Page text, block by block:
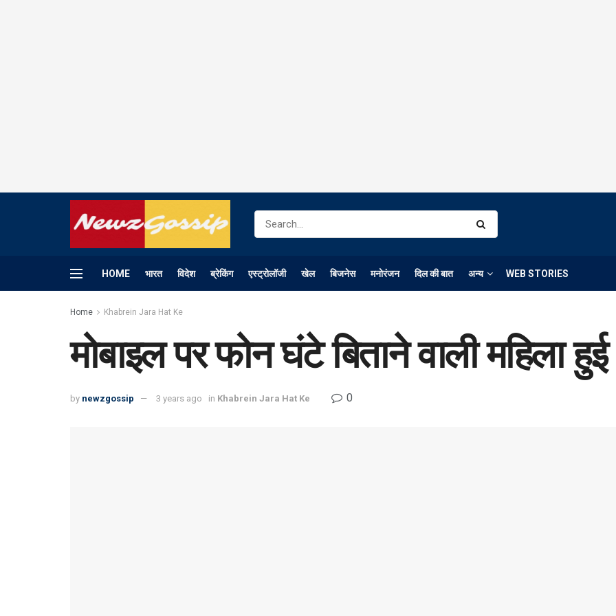
HOME भारत विदेश ब्रेकिंग एस्ट्रोलॉजी खेल बिजनेस मनोरंजन दिल की बात अन्य WEB STORIES
Home Khabrein Jara Hat Ke
मोबाइल पर फोन घंटे बिताने वाली महिला
by newzgossip 3 years ago in Khabrein Jara Hat Ke 0